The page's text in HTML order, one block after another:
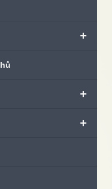
+
+
+